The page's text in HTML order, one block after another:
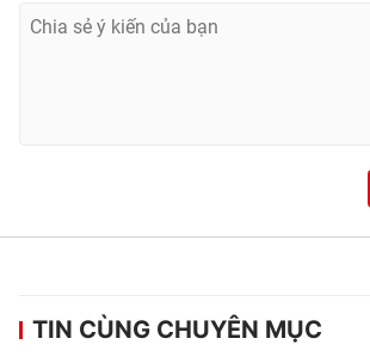
TIN CÙNG CHUYÊN MỤC